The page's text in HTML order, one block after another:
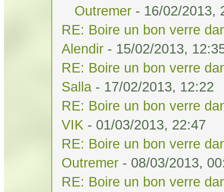
Outremer - 16/02/2013,
RE: Boire un bon verre
Alendir - 15/02/2013,
RE: Boire un bon verre
Salla - 17/02/2013, 12:22
RE: Boire un bon verre
VIK - 01/03/2013, 22:47
RE: Boire un bon verre
Outremer - 08/03/2013,
RE: Boire un bon verre